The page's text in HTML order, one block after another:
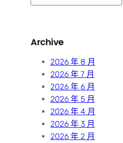
e
c
Archive
2026 年 8 月
2026 年 7 月
2026 年 6 月
2026 年 5 月
2026 年 4 月
2026 年 3 月
2026 年 2 月